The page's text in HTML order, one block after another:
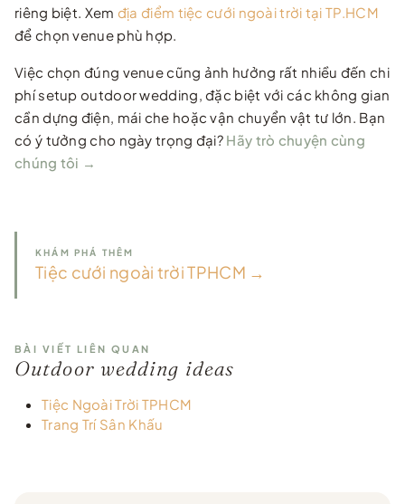
riêng biệt. Xem địa điểm tiệc cưới ngoài trời tại TP.HCM
để chọn venue phù hợp.
Việc chọn đúng venue cũng ảnh hưởng rất nhiều đến chi
phí setup outdoor wedding, đặc biệt với các không gian
cần dựng điện, mái che hoặc vận chuyển vật tư lớn. Bạn
có ý tưởng cho ngày trọng đại? Hãy trò chuyện cùng
chúng tôi →
KHÁM PHÁ THÊM
Tiệc cưới ngoài trời TPHCM →
BÀI VIẾT LIÊN QUAN
Outdoor wedding ideas
Tiệc Ngoài Trời TPHCM
Trang Trí Sân Khấu